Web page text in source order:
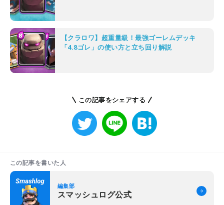
【クラロワ】超重量級！最強ゴーレムデッキ
「4.8ゴレ」の使い方と立ち回り解説
この記事をシェアする
この記事を書いた人
編集部
スマッシュログ公式